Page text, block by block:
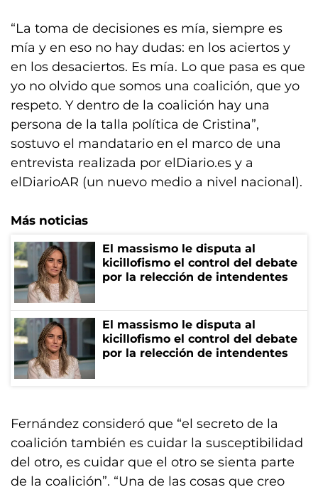
“La toma de decisiones es mía, siempre es
mía y en eso no hay dudas: en los aciertos y
en los desaciertos. Es mía. Lo que pasa es que
yo no olvido que somos una coalición, que yo
respeto. Y dentro de la coalición hay una
persona de la talla política de Cristina”,
sostuvo el mandatario en el marco de una
entrevista realizada por elDiario.es y a
elDiarioAR (un nuevo medio a nivel nacional).
Más noticias
El massismo le disputa al
kicillofismo el control del debate
por la relección de intendentes
El massismo le disputa al
kicillofismo el control del debate
por la relección de intendentes
Fernández consideró que “el secreto de la
coalición también es cuidar la susceptibilidad
del otro, es cuidar que el otro se sienta parte
de la coalición”. “Una de las cosas que creo